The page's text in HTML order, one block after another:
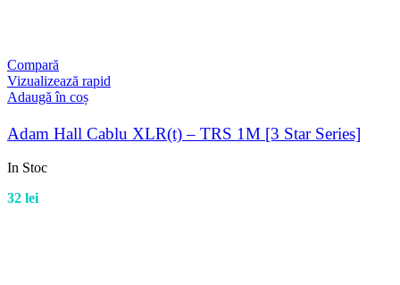
Compară
Vizualizează rapid
Adaugă în coș
Adam Hall Cablu XLR(t) – TRS 1M [3 Star Series]
In Stoc
32 lei